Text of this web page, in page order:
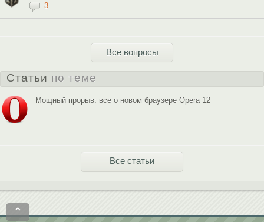
3
Все вопросы
Статьи по теме
Мощный прорыв: все о новом браузере Opera 12
Все статьи
⌃